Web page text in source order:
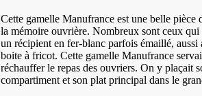
Cette gamelle Manufrance est une belle pièce
la mémoire ouvrière. Nombreux sont ceux qui
un récipient en fer-blanc parfois émaillé, aussi
boite à fricot. Cette gamelle Manufrance
réchauffer le repas des ouvriers. On y plaçait
compartiment et son plat principal dans le